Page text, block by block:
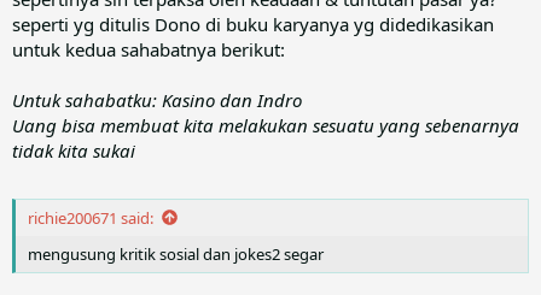
seperti yg ditulis Dono di buku karyanya yg didedikasikan
untuk kedua sahabatnya berikut:
Untuk sahabatku: Kasino dan Indro
Uang bisa membuat kita melakukan sesuatu yang sebenarnya
tidak kita sukai
richie200671 said:
mengusung kritik sosial dan jokes2 segar